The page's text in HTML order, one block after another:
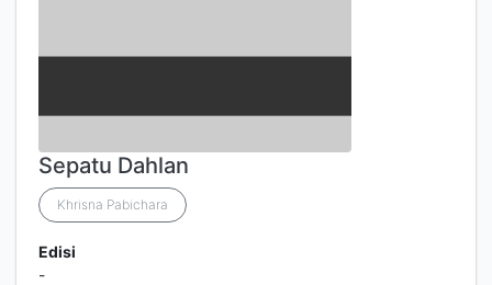
Sepatu Dahlan
Khrisna Pabichara
Edisi
-